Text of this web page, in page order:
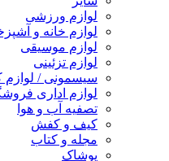
لوازم ورزشی
لوازم خانه و
لوازم موسیقی
لوازم تزئینی
سیسمونی / لوازم
لوازم اداری
تصفیه آب و هوا
کیف و کفش
مجله و کتاب
پوشاک